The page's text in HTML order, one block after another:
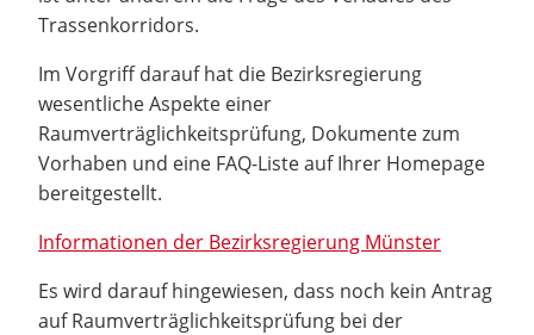
Trassenkorridors.
Im Vorgriff darauf hat die Bezirksregierung
wesentliche Aspekte einer
Raumverträglichkeitsprüfung, Dokumente zum
Vorhaben und eine FAQ-Liste auf Ihrer Homepage
bereitgestellt.
Informationen der Bezirksregierung Münster
Es wird darauf hingewiesen, dass noch kein Antrag
auf Raumverträglichkeitsprüfung bei der